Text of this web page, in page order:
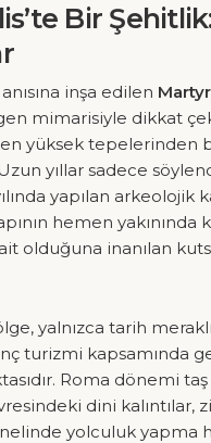
Bir
inşa edilen
mimarisiyle dikkat
en yüksek tepelerinden
yıllar sadece
yapılan arkeolojik
hemen
olduğuna inanılan
yalnızca tarih
turizmi kapsamında
Roma dönemi taş
dini kalıntılar,
yolculuk yapma